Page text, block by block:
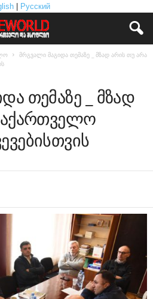
Русский
მრგვალი მაგიდა თემაზე _ მზად არის თუ არა
თემაზე _ მზად